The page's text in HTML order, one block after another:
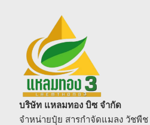
บริษัท แหลมทอง บิซ จำกัด
จำหน่ายปุ๋ย สารกำจัดแมลง วัชพืช